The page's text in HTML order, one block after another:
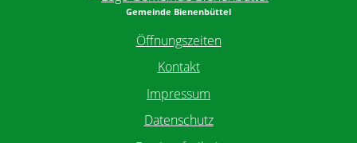
Gemeinde Bienenbüttel
Öffnungszeiten
Kontakt
Impressum
Datenschutz